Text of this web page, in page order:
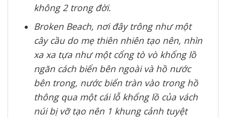
không 2 trong đời.
Broken Beach, nơi đây trông như một
cây cầu do mẹ thiên nhiên tạo nên, nhìn
xa xa tựa như một cổng tò vò khổng lồ
ngăn cách biển bên ngoài và hồ nước
bên trong, nước biển tràn vào trong hồ
thông qua một cái lỗ khổng lồ của vách
núi bị vỡ tạo nên 1 khung cảnh tuyệt